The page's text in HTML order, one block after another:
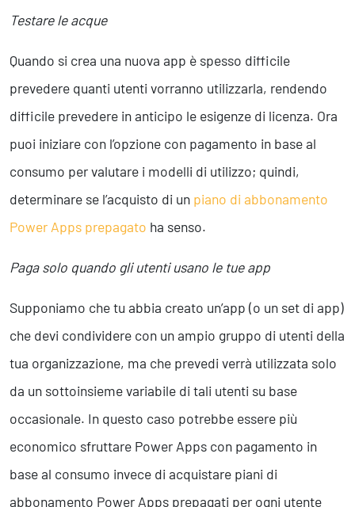
Testare le acque
Quando si crea una nuova app è spesso difficile
prevedere quanti utenti vorranno utilizzarla, rendendo
difficile prevedere in anticipo le esigenze di licenza. Ora
puoi iniziare con l’opzione con pagamento in base al
consumo per valutare i modelli di utilizzo; quindi,
determinare se l’acquisto di un piano di abbonamento
Power Apps prepagato ha senso.
Paga solo quando gli utenti usano le tue app
Supponiamo che tu abbia creato un’app (o un set di app)
che devi condividere con un ampio gruppo di utenti della
tua organizzazione, ma che prevedi verrà utilizzata solo
da un sottoinsieme variabile di tali utenti su base
occasionale. In questo caso potrebbe essere più
economico sfruttare Power Apps con pagamento in
base al consumo invece di acquistare piani di
abbonamento Power Apps prepagati per ogni utente